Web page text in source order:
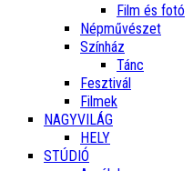
Film és fotó
Népművészet
Színház
Tánc
Fesztivál
Filmek
NAGYVILÁG
HELY
STÚDIÓ